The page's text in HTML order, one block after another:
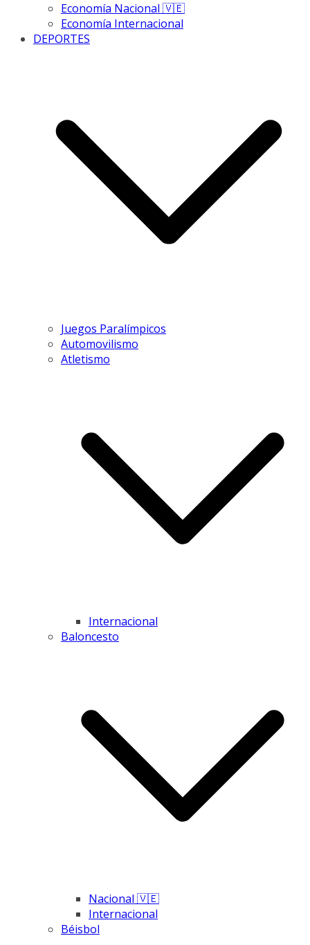
Economía Nacional 🇻🇪
Economía Internacional
DEPORTES
Juegos Paralímpicos
Automovilismo
Atletismo
Internacional
Baloncesto
Nacional 🇻🇪
Internacional
Béisbol